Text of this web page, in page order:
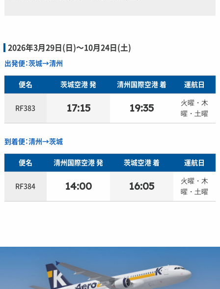
2026年3月29日(日)〜10月24日(土)
出発便：茨城→清州
便名 茨城空港 発 清州国際空港 着 運航日
RF383 17:15 19:35
火曜・木
曜・土曜
到着便：清州→茨城
便名 清州国際空港 発 茨城空港 着 運航日
RF384 14:00 16:05
火曜・木
曜・土曜